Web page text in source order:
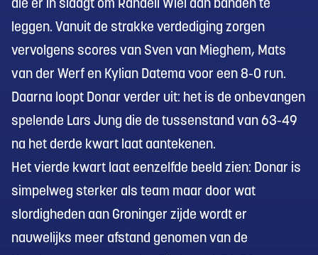
die er in slaagt om Randell Wiel aan banden te
leggen. Vanuit de strakke verdediging zorgen
vervolgens scores van Sven van Mieghem, Mats
van der Werf en Kylian Datema voor een 8-0 run.
Daarna loopt Donar verder uit: het is de onbevangen
spelende Lars Jung die de tussenstand van 63-49
na het derde kwart laat aantekenen.
Het vierde kwart laat eenzelfde beeld zien: Donar is
simpelweg sterker als team maar door wat
slordigheden aan Groninger zijde wordt er
nauwelijks meer afstand genomen van de